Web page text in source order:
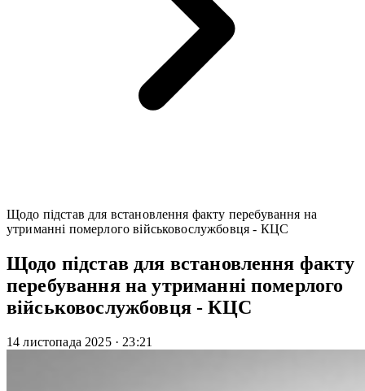
Щодо підстав для встановлення факту перебування на
утриманні померлого військовослужбовця - КЦС
Щодо підстав для встановлення факту
перебування на утриманні померлого
військовослужбовця - КЦС
14 листопада 2025 · 23:21